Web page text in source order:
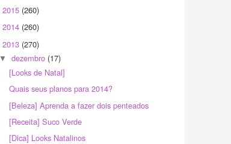
2015 (260)
2014 (260)
2013 (270)
▼dezembro (17)
[Looks de Natal]
Quais seus planos para 2014?
[Beleza] Aprenda a fazer dois penteados
[Receita] Suco Verde
[Dica] Looks Natalinos